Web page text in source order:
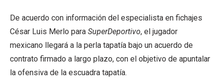
De acuerdo con información del especialista en fichajes
César Luis Merlo para SuperDeportivo, el jugador
mexicano llegará a la perla tapatía bajo un acuerdo de
contrato firmado a largo plazo, con el objetivo de apuntalar
la ofensiva de la escuadra tapatía.